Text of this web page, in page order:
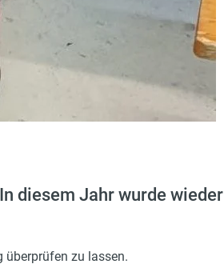
diesem Jahr wurde wieder
überprüfen zu lassen.